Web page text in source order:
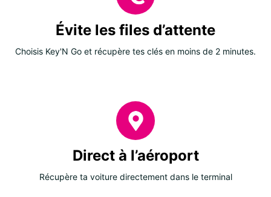
Évite les files d’attente
Choisis Key'N Go et récupère tes clés en moins de 2 minutes.
Direct à l’aéroport
Récupère ta voiture directement dans le terminal